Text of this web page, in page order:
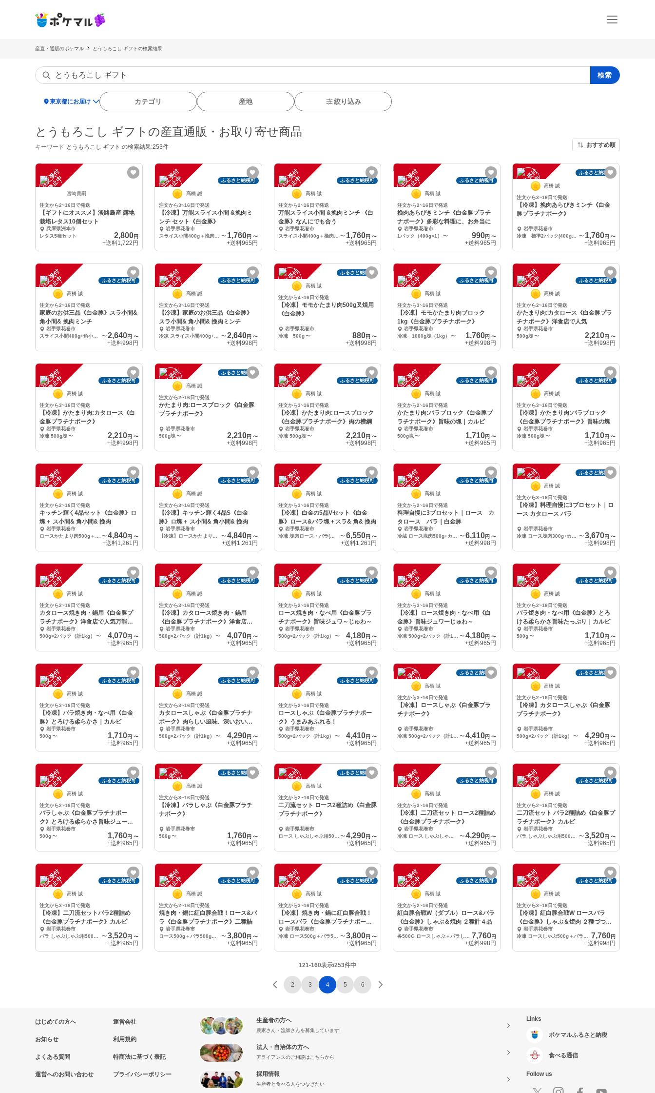
産直・通販のポケマル とうもろこし ギフトの検索結果
検索
location_on東京都にお届け カテゴリ 産地 絞り込み
とうもろこし ギフトの産直通販・お取り寄せ商品
キーワード とうもろこし ギフト の検索結果:253件 おすすめ順
注
文
受
付
停
止
中
宮崎貴嗣
注文から2~16日で発送
【ギフトにオススメ】淡路島産 露地
栽培レタス10個セット
兵庫県洲本市
レタス5種セット
2,800円
+送料1,722円
注
文
受
付
停
止
中 ふるさと納税可
高橋 誠
注文から3~16日で発送
【冷凍】万能スライス小間 &挽肉ミ
ンチ セット《白金豚》
岩手県花巻市
スライス小間400g＋挽肉ミンチ400g（計2品）
〜 1,760円 〜
+送料965円
注
文
受
付
停
止
中 ふるさと納税可
高橋 誠
注文から2~16日で発送
万能スライス小間 &挽肉ミンチ 《白
金豚》なんにでも合う
岩手県花巻市
スライス小間400g＋挽肉ミンチ400g（計2品）
〜 1,760円〜
+送料965円
注
文
受
付
停
止
中 ふるさと納税可
高橋 誠
注文から2~16日で発送
挽肉あらびきミンチ《白金豚プラチ
ナポーク》多彩な料理に、お弁当に
岩手県花巻市
1パック（400g×1）
〜 990円〜
+送料965円
注
文
受
付
停
止
中
ふるさと納税可
高橋 誠
注文から3~16日で発送
【冷凍】挽肉あらびきミンチ《白金
豚プラチナポーク》
岩手県花巻市
〜 1,760円 〜
+送料965円
注
文
受
付
停
止
中 ふるさと納税可
高橋 誠
注文から2~16日で発送
家庭のお供三品《白金豚》スラ小間&
角小間& 挽肉ミンチ
岩手県花巻市
〜 2,640円 〜
+送料998円
注
文
受
付
停
止
中 ふるさと納税可
高橋 誠
注文から3~16日で発送
【冷凍】家庭のお供三品《白金豚》
スラ小間& 角小間& 挽肉ミンチ
岩手県花巻市
冷凍 スライス小間400g+角小間400g+挽肉400g（計3品）
〜 2,640円 〜
+送料998円
注
文
受
付
停
止
中
ふるさと納税可
高橋 誠
注文から4~16日で発送
【冷凍】モモかたまり肉500g叉焼用
《白金豚》
岩手県花巻市
冷凍 500g 〜 880円〜
+送料998円
注
文
受
付
停
止
中 ふるさと納税可
高橋 誠
注文から3~16日で発送
【冷凍】モモかたまり肉ブロック
1kg《白金豚プラチナポーク》
岩手県花巻市
冷凍 1000g塊（1kg）
〜 1,760円〜
+送料998円
注
文
受
付
停
止
中 ふるさと納税可
高橋 誠
注文から2~16日で発送
かたまり肉:カタロース《白金豚プラ
チナポーク》洋食店で人気
岩手県花巻市
500g塊〜 2,210円 〜
+送料998円
注
文
受
付
停
止
中 ふるさと納税可
高橋 誠
注文から3~16日で発送
【冷凍】かたまり肉:カタロース《白
金豚プラチナポーク》
岩手県花巻市
冷凍 500g塊〜 2,210円 〜
+送料998円
注
文
受
付
停
止
中
ふるさと納税可
高橋 誠
注文から2~16日で発送
かたまり肉:ロースブロック《白金豚
プラチナポーク》
岩手県花巻市
500g塊 〜 2,210円 〜
+送料998円
注
文
受
付
停
止
中 ふるさと納税可
高橋 誠
注文から3~16日で発送
【冷凍】かたまり肉:ロースブロック
《白金豚プラチナポーク》肉の横綱
岩手県花巻市
冷凍 500g塊 〜 2,210円〜
+送料998円
注
文
受
付
停
止
中 ふるさと納税可
高橋 誠
注文から2~16日で発送
かたまり肉:バラブロック《白金豚プ
ラチナポーク》旨味の塊｜カルビ
岩手県花巻市
500g塊 〜 1,710円〜
+送料965円
注
文
受
付
停
止
中 ふるさと納税可
高橋 誠
注文から3~16日で発送
【冷凍】かたまり肉:バラブロック
《白金豚プラチナポーク》旨味の塊
岩手県花巻市
冷凍 500g塊〜 1,710円 〜
+送料965円
注
文
受
付
停
止
中 ふるさと納税可
高橋 誠
注文から2~16日で発送
キッチン輝く4品セット《白金豚》ロ
塊＋ ス小間& 角小間& 挽肉
岩手県花巻市
〜 4,840円 〜
+送料1,261円
注
文
受
付
停
止
中 ふるさと納税可
高橋 誠
注文から3~16日で発送
【冷凍】キッチン輝く4品S《白金
豚》ロ塊＋ ス小間& 角小間& 挽肉
岩手県花巻市
〜 4,840円 〜
+送料1,261円
注
文
受
付
停
止
中 ふるさと納税可
高橋 誠
注文から3~16日で発送
【冷凍】白金の5品Vセット《白金
豚》ロース&バラ塊＋スラ& 角& 挽肉
岩手県花巻市
冷凍 塊肉ロース・バラ(各500g)＋スライス小間・角小間・挽肉（各400g）計2.2kg
〜 6,550円〜
+送料1,261円
注
文
受
付
停
止
中 ふるさと納税可
高橋 誠
注文から2~16日で発送
料理自慢に3ブロセット｜ロース カ
タロース バラ｜白金豚
岩手県花巻市
〜6,110円〜
+送料998円
注
文
受
付
停
止
中
ふるさと納税可
高橋 誠
注文から3~16日で発送
【冷凍】料理自慢に3ブロセット｜ロ
ース カタロース バラ
岩手県花巻市
〜3,670円 〜
+送料998円
注
文
受
付
停
止
中 ふるさと納税可
高橋 誠
注文から2~16日で発送
カタロース焼き肉・鍋用《白金豚プ
ラチナポーク》洋食店で人気万能選
手 岩手県花巻市
500g×2パック（計1kg）
〜 4,070円 〜
+送料965円
注
文
受
付
停
止
中 ふるさと納税可
高橋 誠
注文から3~16日で発送
【冷凍】カタロース焼き肉・鍋用
《白金豚プラチナポーク》洋食店で
人気岩手県花巻市
500g×2パック（計1kg）
〜 4,070円 〜
+送料965円
注
文
受
付
停
止
中 ふるさと納税可
高橋 誠
注文から2~16日で発送
ロース焼き肉・なべ用《白金豚プラ
チナポーク》旨味ジュワ～じゅわ～
岩手県花巻市
500g×2パック（計1kg）
〜 4,180円〜
+送料965円
注
文
受
付
停
止
中 ふるさと納税可
高橋 誠
注文から3~16日で発送
【冷凍】ロース焼き肉・なべ用《白
金豚》旨味ジュワーじゅわ～
岩手県花巻市
〜4,180円〜
+送料965円
注
文
受
付
停
止
中 ふるさと納税可
高橋 誠
注文から2~16日で発送
バラ焼き肉・なべ用《白金豚》とろ
ける柔らかさ旨味たっぷり｜カルビ
岩手県花巻市
500g〜 1,710円 〜
+送料965円
注
文
受
付
停
止
中 ふるさと納税可
高橋 誠
注文から3~16日で発送
【冷凍】バラ焼き肉・なべ用《白金
豚》とろける柔らかさ｜カルビ
岩手県花巻市
500g〜 1,710円 〜
+送料965円
注
文
受
付
停
止
中 ふるさと納税可
高橋 誠
注文から3~16日で発送
カタロースしゃぶ《白金豚プラチナ
ポーク》肉らしい風味、深いおいし
さ 岩手県花巻市
500g×2パック（計1kg）
〜 4,290円 〜
+送料965円
注
文
受
付
停
止
中 ふるさと納税可
高橋 誠
注文から2~16日で発送
ロースしゃぶ《白金豚プラチナポー
ク》うまみあふれる！
岩手県花巻市
500g×2パック（計1kg）
〜 4,410円〜
+送料965円
注
文
受
付
停
止
中
ふるさと納税可
高橋 誠
注文から3~16日で発送
【冷凍】ロースしゃぶ《白金豚プラ
チナポーク》
岩手県花巻市
〜4,410円〜
+送料965円
注
文
受
付
停
止
中
ふるさと納税可
高橋 誠
注文から2~16日で発送
【冷凍】カタロースしゃぶ《白金豚
プラチナポーク》
岩手県花巻市
500g×2パック（計1kg）
〜 4,290円 〜
+送料965円
注
文
受
付
停
止
中 ふるさと納税可
高橋 誠
注文から2~16日で発送
バラしゃぶ《白金豚プラチナポー
ク》とろける柔らかさ旨味ジューシ
ー！岩手県花巻市
500g〜 1,760円 〜
+送料965円
注
文
受
付
停
止
中
ふるさと納税可
高橋 誠
注文から3~16日で発送
【冷凍】バラしゃぶ《白金豚プラチ
ナポーク》
岩手県花巻市
500g 〜 1,760円 〜
+送料965円
注
文
受
付
停
止
中
ふるさと納税可
高橋 誠
注文から2~16日で発送
二刀流セット ロース2種詰め《白金豚
プラチナポーク》
岩手県花巻市
〜 4,290円〜
+送料965円
注
文
受
付
停
止
中 ふるさと納税可
高橋 誠
注文から3~16日で発送
【冷凍】二刀流セット ロース2種詰め
《白金豚プラチナポーク》
岩手県花巻市
〜4,290円〜
+送料965円
注
文
受
付
停
止
中 ふるさと納税可
高橋 誠
注文から2~16日で発送
二刀流セット バラ2種詰め《白金豚プ
ラチナポーク》カルビ
岩手県花巻市
〜3,520円 〜
+送料965円
注
文
受
付
停
止
中 ふるさと納税可
高橋 誠
注文から3~16日で発送
【冷凍】二刀流セットバラ2種詰め
《白金豚プラチナポーク》カルビ
岩手県花巻市
〜 3,520円 〜
+送料965円
注
文
受
付
停
止
中 ふるさと納税可
高橋 誠
注文から2~16日で発送
焼き肉・鍋に紅白豚合戦！ロース&バ
ラ《白金豚プラチナポーク》二種詰
岩手県花巻市
ロース500g＋バラ500g（計1kg）
〜 3,800円 〜
+送料965円
注
文
受
付
停
止
中 ふるさと納税可
高橋 誠
注文から3~16日で発送
【冷凍】焼き肉・鍋に紅白豚合戦！
ロースバラ《白金豚プラチナポー
ク》二種
岩手県花巻市
冷凍 ロース500g＋バラ500g（計1kg）
〜 3,800円〜
+送料965円
注
文
受
付
停
止
中 ふるさと納税可
高橋 誠
注文から2~16日で発送
紅白豚合戦W（ダブル）ロース&バラ
《白金豚》しゃぶ＆焼肉 ２種計４品
岩手県花巻市
7,760円
+送料998円
注
文
受
付
停
止
中 ふるさと納税可
高橋 誠
注文から3~16日で発送
【冷凍】紅白豚合戦W ロースバラ
《白金豚》しゃぶ＆焼肉 ２種づつ計
４品岩手県花巻市
7,760円
+送料998円
121-160表示/253件中
2 3 4 5 6
はじめての方へ
お知らせ
よくある質問
運営へのお問い合わせ
運営会社
利用規約
特商法に基づく表記
プライバシーポリシー
生産者の方へ
農家さん・漁師さんを募集しています!
法人・自治体の方へ
アライアンスのご相談はこちらから
採用情報
生産者と食べる人をつなぎたい
Links
ポケマルふるさと納税
食べる通信
Follow us